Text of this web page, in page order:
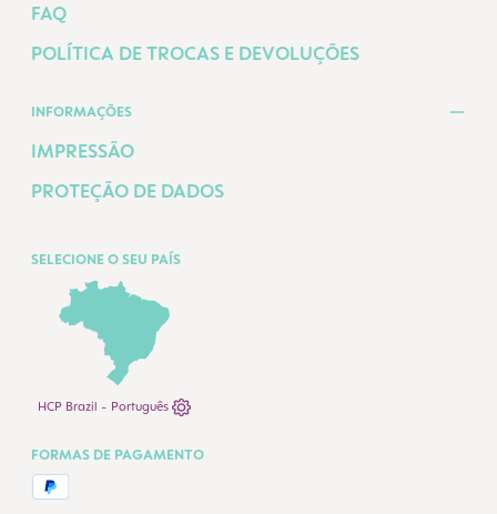
FAQ
POLÍTICA DE TROCAS E DEVOLUÇÕES
INFORMAÇÕES
IMPRESSÃO
PROTEÇÃO DE DADOS
SELECIONE O SEU PAÍS
HCP Brazil - Português
FORMAS DE PAGAMENTO